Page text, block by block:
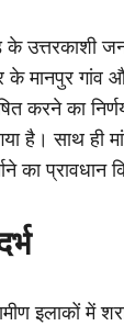
के उत्तरकाशी
के मानपुर गांव
करने का
है। साथ ही
का
इलाकों में